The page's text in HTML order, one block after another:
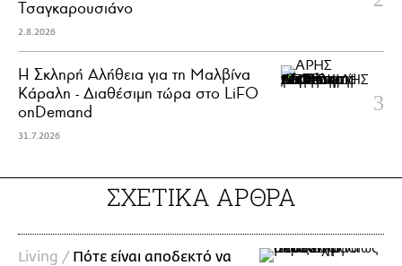
Τσαγκαρουσιάνο
2.8.2026
Η Σκληρή Αλήθεια για τη Μαλβίνα
Κάραλη - Διαθέσιμη τώρα στo LiFO
onDemand
31.7.2026
ΣΧΕΤΙΚΑ ΑΡΘΡΑ
Living / Πότε είναι αποδεκτό να